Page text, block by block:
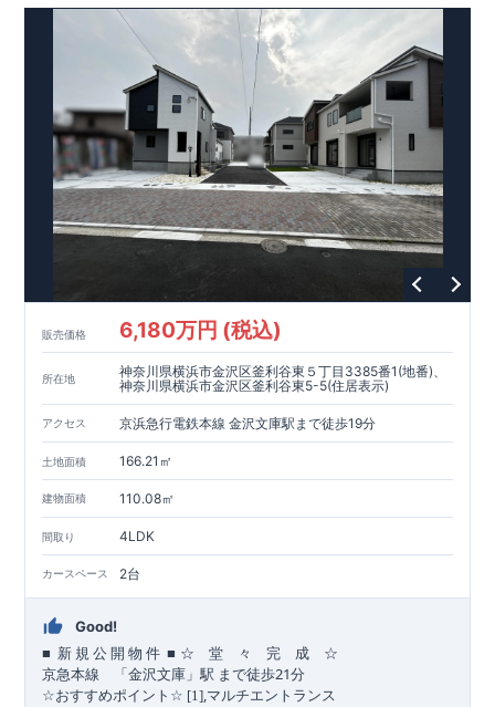
販売価格 6,180万円 (税込)
所在地
神奈川県横浜市金沢区釜利谷東５丁目3385番1(地番)、
神奈川県横浜市金沢区釜利谷東5-5(住居表示)
アクセス 京浜急行電鉄本線 金沢文庫駅まで徒歩19分
土地面積 166.21㎡
建物面積 110.08㎡
間取り 4LDK
カースペース 2台
Good!
■ 新 規 公 開 物 件 ■ ☆ 堂 々 完 成 ☆
京急本線 「金沢文庫」駅 まで徒歩21分
☆おすすめポイント ☆ [1],マルチエントランス